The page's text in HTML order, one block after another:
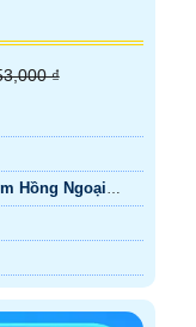
₫
Hồng Ngoại